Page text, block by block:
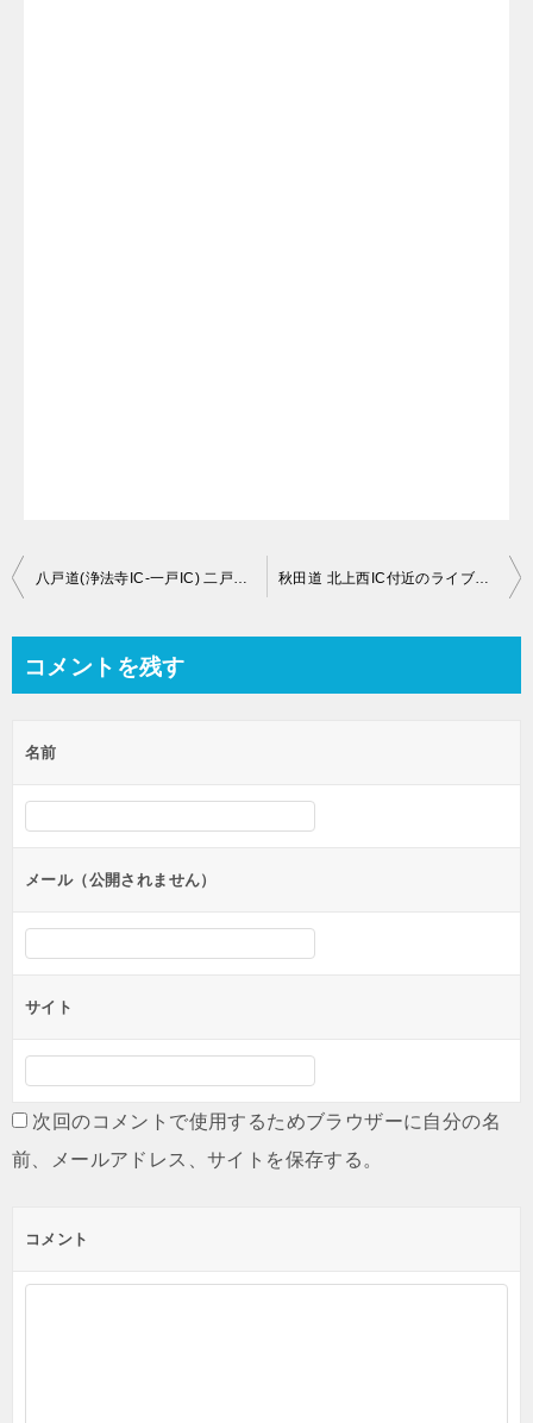
投
ビ
ー
シ
ン
八戸道(浄法寺IC-一戸IC) 二戸PA付近のライブカメラ【岩手県二戸市福田大久保越】 秋田道 北上西IC付近のライブカメラ【岩手県北上市和賀町山口】
コメントを残す
名前
メール（公開されません）
サイト
次回のコメントで使用するためブラウザーに自分の名
前、メールアドレス、サイトを保存する。
コメント